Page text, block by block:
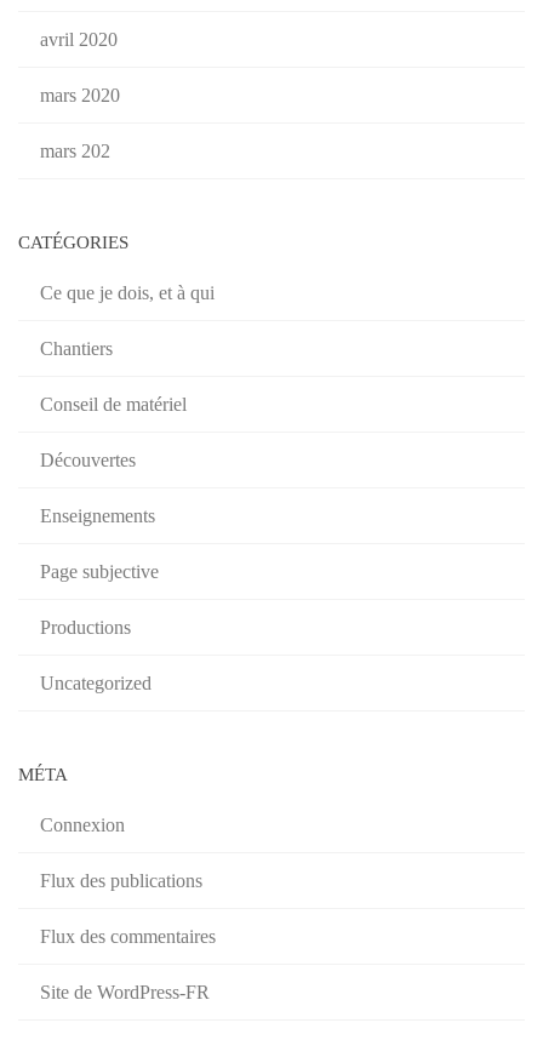
avril 2020
mars 2020
mars 202
CATÉGORIES
Ce que je dois, et à qui
Chantiers
Conseil de matériel
Découvertes
Enseignements
Page subjective
Productions
Uncategorized
MÉTA
Connexion
Flux des publications
Flux des commentaires
Site de WordPress-FR